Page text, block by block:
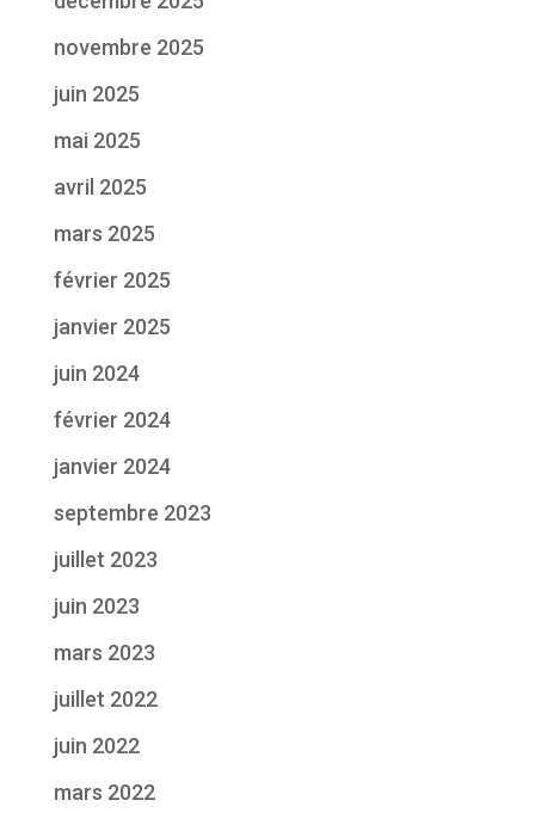
novembre 2025
juin 2025
mai 2025
avril 2025
mars 2025
février 2025
janvier 2025
juin 2024
février 2024
janvier 2024
septembre 2023
juillet 2023
juin 2023
mars 2023
juillet 2022
juin 2022
mars 2022